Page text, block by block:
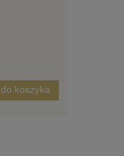
do koszyka